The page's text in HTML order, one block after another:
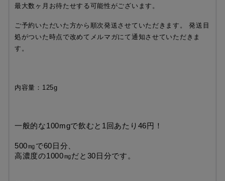
最大数ヶ月お待たせする可能性がございます。
ご予約いただいた方から順次発送させていただきます。 発送目
処がついた時点で改めてメルマガにて通知させていただきま
す。
内容量：125g
一般的な100mgで飲むと1回あたり46円！
500㎎で60日分、
高濃度の1000㎎だと30日分です。